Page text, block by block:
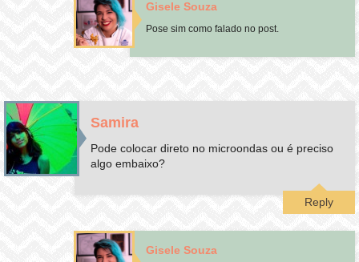
Gisele Souza
Pose sim como falado no post.
Samira
Pode colocar direto no microondas ou é preciso
algo embaixo?
Reply
Gisele Souza